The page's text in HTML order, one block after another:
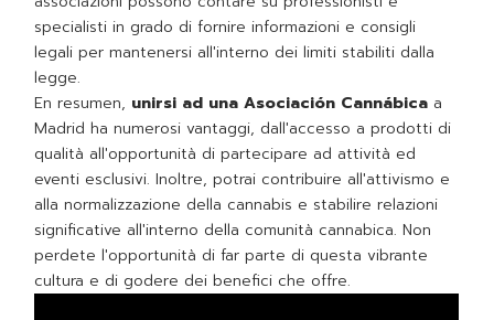
specialisti in grado di fornire informazioni e consigli
legali per mantenersi all'interno dei limiti stabiliti dalla
legge.
En resumen, unirsi ad una Asociación Cannábica a
Madrid ha numerosi vantaggi, dall'accesso a prodotti di
qualità all'opportunità di partecipare ad attività ed
eventi esclusivi. Inoltre, potrai contribuire all'attivismo e
alla normalizzazione della cannabis e stabilire relazioni
significative all'interno della comunità cannabica. Non
perdete l'opportunità di far parte di questa vibrante
cultura e di godere dei benefici che offre.